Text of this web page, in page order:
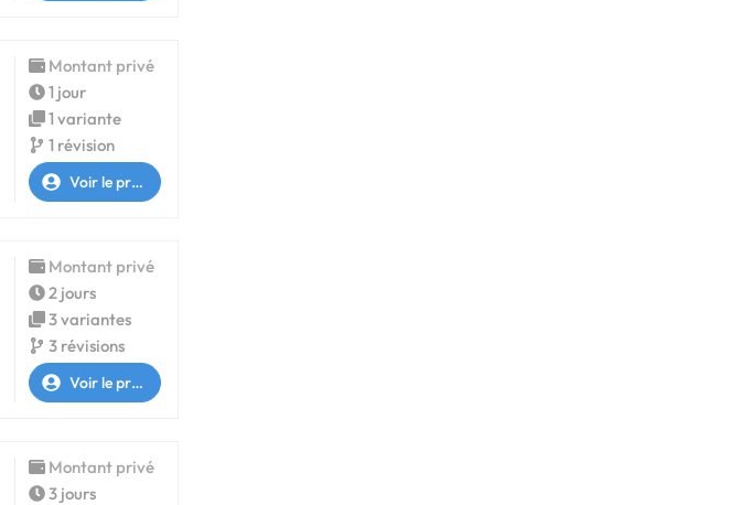
Montant privé
1 jour
1 variante
1 révision
Voir le profil
Montant privé
2 jours
3 variantes
3 révisions
Voir le profil
Montant privé
3 jours